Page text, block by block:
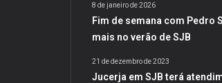
8 de janeiro de 2026
Fim de semana com Pedro
mais no verão de SJB
21 de dezembro de 2023
Jucerja em SJB terá